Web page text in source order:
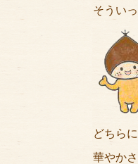
そうい
どちら
華やか